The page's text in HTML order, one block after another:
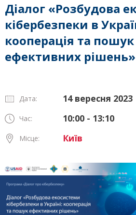
Діалог «Розбудова
кібербезпеки в
кооперація та пошук
ефективних рішень»
Дата: 14 вересня 2023
Час: 10:00 - 13:10
Місце: Київ